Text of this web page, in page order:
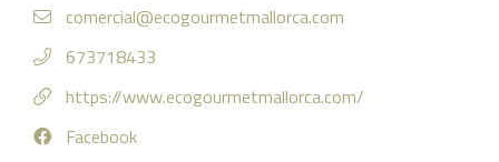
comercial@ecogourmetmallorca.com
673718433
https://www.ecogourmetmallorca.com/
Facebook